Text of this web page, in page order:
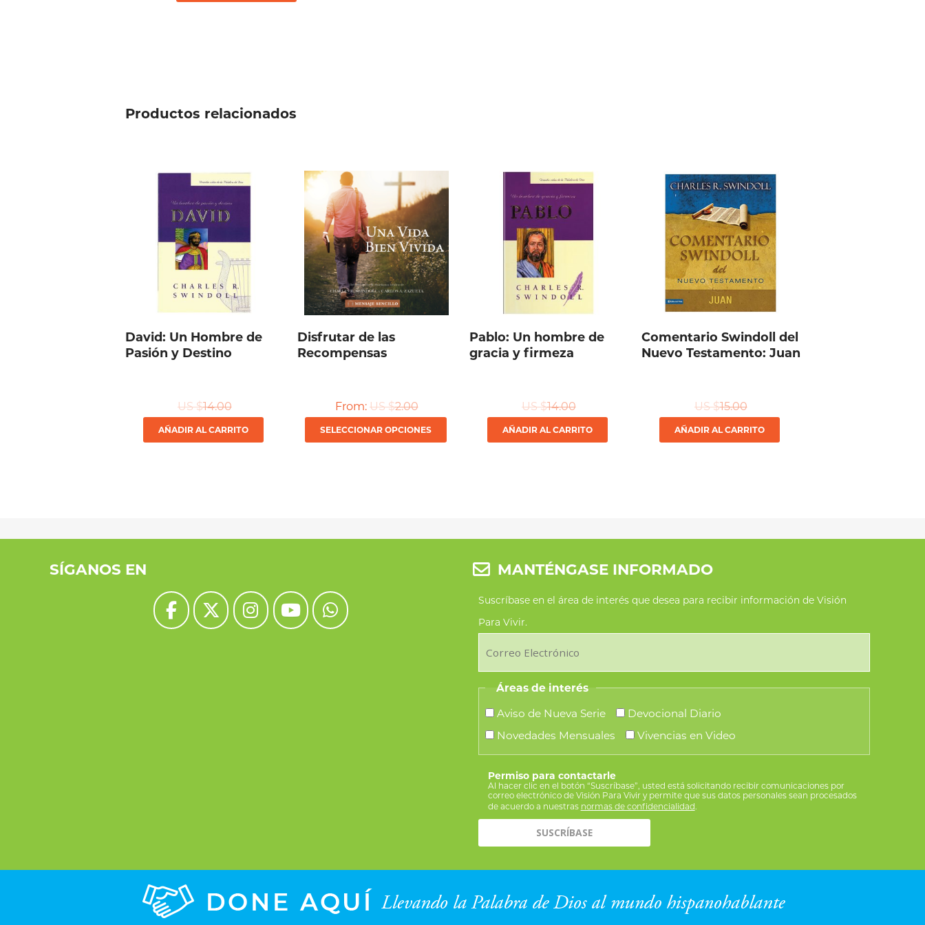
Productos relacionados
David: Un Hombre de
Pasión y Destino
US $14.00
AÑADIR AL CARRITO
Disfrutar de las
Recompensas
From: US $2.00
SELECCIONAR OPCIONES
Las
opciones
pueden
página
producto
Pablo: Un hombre de
gracia y firmeza
US $14.00
AÑADIR AL CARRITO
Comentario Swindoll del
Nuevo Testamento: Juan
US $15.00
AÑADIR AL CARRITO
SÍGANOS EN MANTÉNGASE INFORMADO
Suscríbase en el área de interés que desea para recibir información de Visión
Para Vivir.
Áreas de interés
Aviso de Nueva Serie
Devocional Diario
Novedades Mensuales
Vivencias en Video
Permiso para contactarle
Al hacer clic en el botón “Suscríbase”, usted está solicitando recibir comunicaciones por
correo electrónico de Visión Para Vivir y permite que sus datos personales sean procesados
de acuerdo a nuestras normas de confidencialidad.